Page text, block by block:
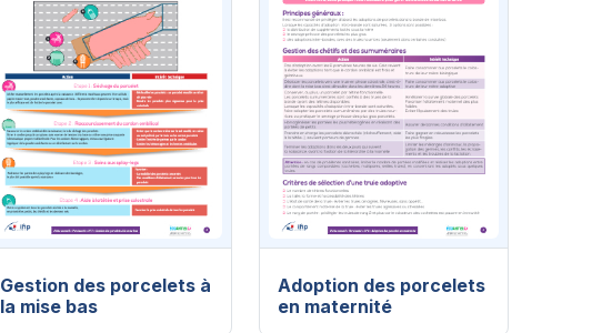
Gestion des porcelets à
la mise bas
Adoption des porcelets
en maternité